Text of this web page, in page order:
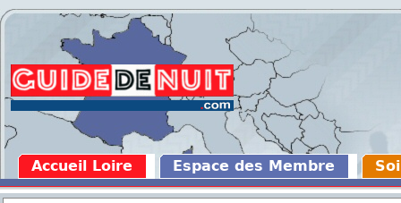
Accueil Loire Espace des Membre